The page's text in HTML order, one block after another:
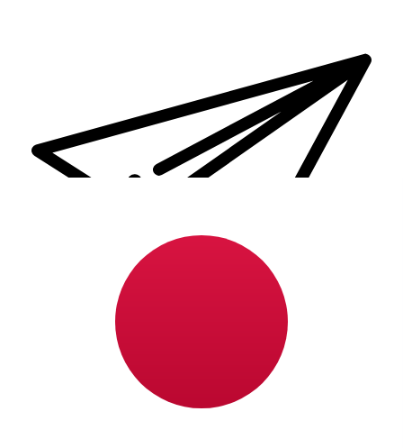
Transferts d'argent internationaux avec Xe